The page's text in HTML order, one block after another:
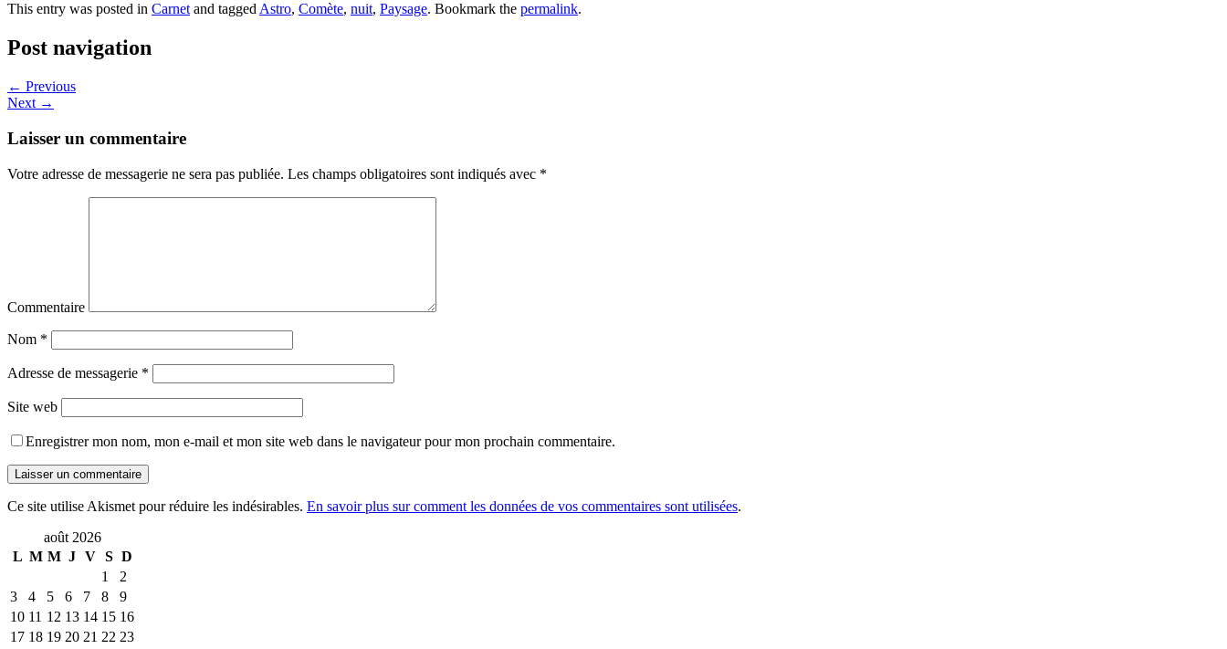
This entry was posted in Carnetand taggedAstro, Comète, nuit, Paysage. Bookmark the permalink.
Post navigation
← Previous
Next →
Laisser un commentaire
Votre adresse de messagerie ne sera pas publiée. Les champs obligatoires sont indiqués avec *
Commentaire
Nom *
Adresse de messagerie *
Site web
Enregistrer mon nom, mon e-mail et mon site web dans le navigateur pour mon prochain commentaire.
Ce site utilise Akismet pour réduire les indésirables. En savoir plus sur comment les données de vos commentaires sont utilisées.
août 2026
L M M J V S D
1
2
3
4 5 6 7 8
9
10 11 12 13 14 15 16
17 18 19 20 21 22 23